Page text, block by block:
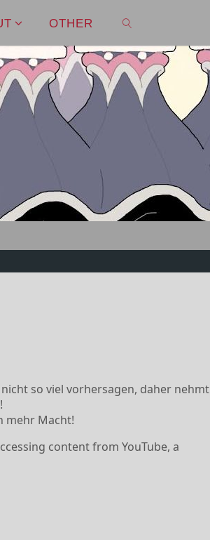
OTHER
SEARCH
so viel vorhersagen, daher nehmt
mehr Macht!
content from YouTube, a